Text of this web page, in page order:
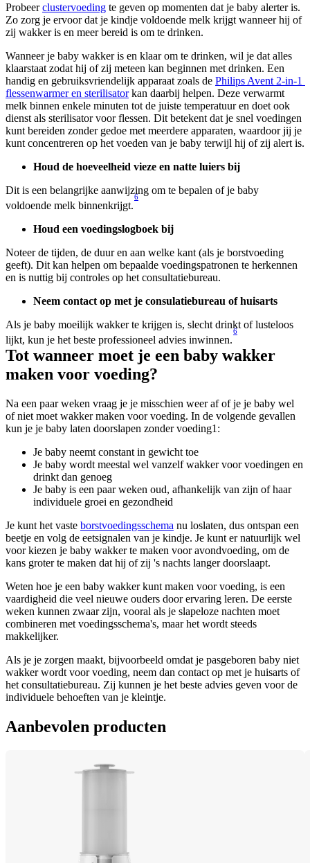
Probeer clustervoeding te geven op momenten dat je baby alerter is.
Zo zorg je ervoor dat je kindje voldoende melk krijgt wanneer hij of
zij wakker is en meer bereid is om te drinken.
Wanneer je baby wakker is en klaar om te drinken, wil je dat alles
klaarstaat zodat hij of zij meteen kan beginnen met drinken. Een
handig en gebruiksvriendelijk apparaat zoals de Philips Avent 2-in-1
flessenwarmer en sterilisator kan daarbij helpen. Deze verwarmt
melk binnen enkele minuten tot de juiste temperatuur en doet ook
dienst als sterilisator voor flessen. Dit betekent dat je snel voedingen
kunt bereiden zonder gedoe met meerdere apparaten, waardoor jij je
kunt concentreren op het voeden van je baby terwijl hij of zij alert is.
Houd de hoeveelheid vieze en natte luiers bij
Dit is een belangrijke aanwijzing om te bepalen of je baby
voldoende melk binnenkrijgt.
6
Houd een voedingslogboek bij
Noteer de tijden, de duur en aan welke kant (als je borstvoeding
geeft). Dit kan helpen om bepaalde voedingspatronen te herkennen
en is nuttig bij controles op het consultatiebureau.
Neem contact op met je consulatiebureau of huisarts
Als je baby moeilijk wakker te krijgen is, slecht drinkt of lusteloos
lijkt, kun je het beste professioneel advies inwinnen.
6
Tot wanneer moet je een baby wakker
maken voor voeding?
Na een paar weken vraag je je misschien weer af of je je baby wel
of niet moet wakker maken voor voeding. In de volgende gevallen
kun je je baby laten doorslapen zonder voeding1:
Je baby neemt constant in gewicht toe
Je baby wordt meestal wel vanzelf wakker voor voedingen en
drinkt dan genoeg
Je baby is een paar weken oud, afhankelijk van zijn of haar
individuele groei en gezondheid
Je kunt het vaste borstvoedingsschema nu loslaten, dus ontspan een
beetje en volg de eetsignalen van je kindje. Je kunt er natuurlijk wel
voor kiezen je baby wakker te maken voor avondvoeding, om de
kans groter te maken dat hij of zij 's nachts langer doorslaapt.
Weten hoe je een baby wakker kunt maken voor voeding, is een
vaardigheid die veel nieuwe ouders door ervaring leren. De eerste
weken kunnen zwaar zijn, vooral als je slapeloze nachten moet
combineren met voedingsschema's, maar het wordt steeds
makkelijker.
Als je je zorgen maakt, bijvoorbeeld omdat je pasgeboren baby niet
wakker wordt voor voeding, neem dan contact op met je huisarts of
het consultatiebureau. Zij kunnen je het beste advies geven voor de
individuele behoeften van je kleintje.
Aanbevolen producten